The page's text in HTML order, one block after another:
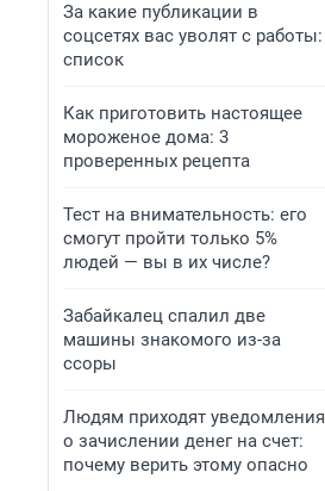
За какие публикации в
соцсетях вас уволят с работы:
список
Как приготовить настоящее
мороженое дома: 3
проверенных рецепта
Тест на внимательность: его
смогут пройти только 5%
людей — вы в их числе?
Забайкалец спалил две
машины знакомого из-за
ссоры
Людям приходят уведомления
о зачислении денег на счет:
почему верить этому опасно